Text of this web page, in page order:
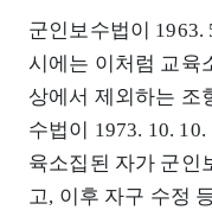
군인보수법이 1963.
시에는 이처럼 교육
상에서 제외하는 조
수법이 1973. 10.
육소집된 자가 군인
고, 이후 자구 수정